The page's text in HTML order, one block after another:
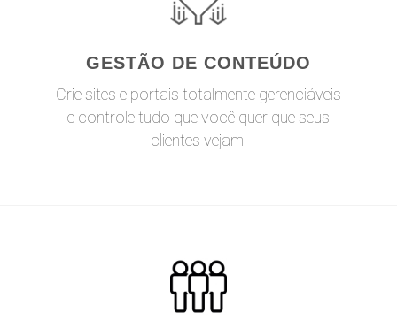
GESTÃO DE CONTEÚDO
Crie sites e portais totalmente gerenciáveis
e controle tudo que você quer que seus
clientes vejam.